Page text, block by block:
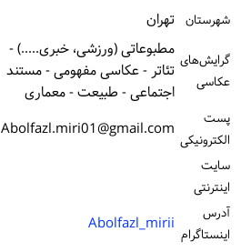
شهرستان تهران
گرایش‌های
عکاسی
مطبوعاتی (ورزشی، خبری.....) -
تئاتر - عکاسی مفهومی - مستند
اجتماعی - طبیعت - معماری
پست
الكترونیكی Abolfazl.miri01@gmail.com
سایت
اینترنتی
آدرس
اینستاگرام Abolfazl_mirii